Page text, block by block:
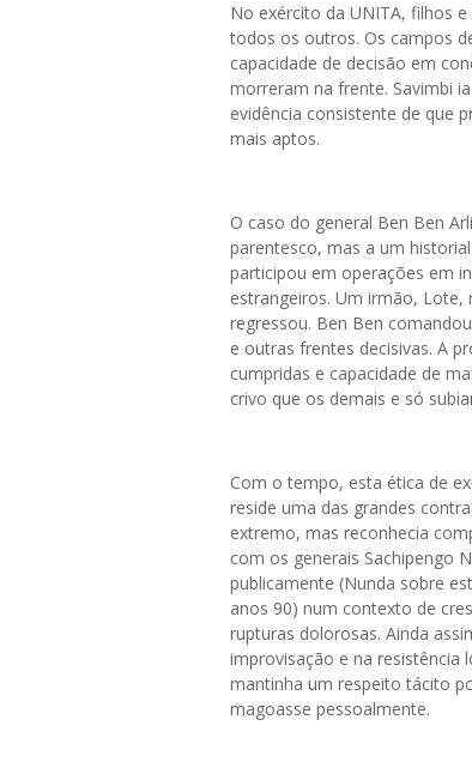
No exército da UNITA, filhos
todos os outros. Os campos
capacidade de decisão em
morreram na frente. Savimbi
evidência consistente de que
mais aptos.
O caso do general Ben Ben
parentesco, mas a um
participou em operações em
estrangeiros. Um irmão,
regressou. Ben Ben
e outras frentes decisivas. A
cumpridas e capacidade de
crivo que os demais e só
Com o tempo, esta ética de
reside uma das grandes
extremo, mas reconhecia
com os generais Sachipengo
publicamente (Nunda sobre
anos 90) num contexto de
rupturas dolorosas. Ainda
improvisação e na resistência
mantinha um respeito tácito
magoasse pessoalmente.